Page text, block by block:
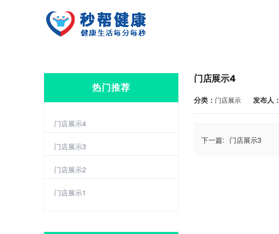
门店展示4
分类： 门店展示 发布人：
下一篇: 门店展示3
热门推荐
门店展示4
门店展示3
门店展示2
门店展示1